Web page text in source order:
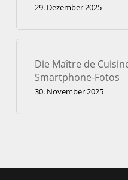
29. Dezember 2025
Die Maître de
Smartphone-Fotos
30. November 2025